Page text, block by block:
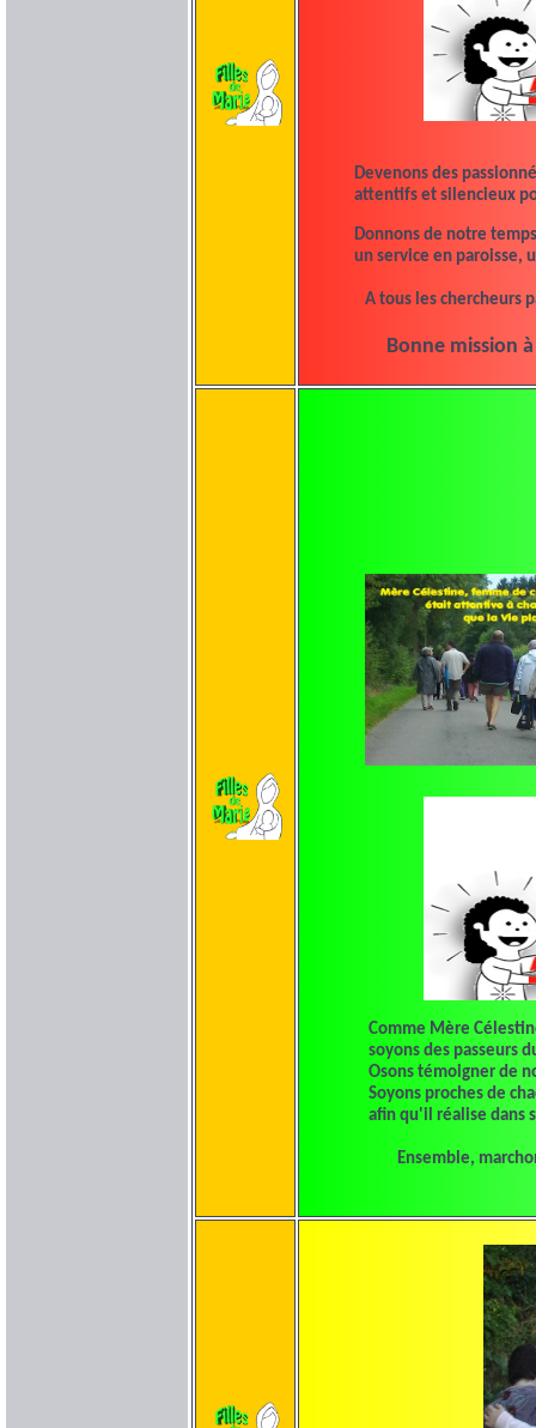
Devenons des
attentifs et silencieux
Donnons de notre
un service en paroisse,
A tous les chercheurs
Bonne mission
Comme Mère
soyons des passeurs
Osons témoigner de
Soyons proches de
afin qu'il réalise dans
Ensemble, marchons